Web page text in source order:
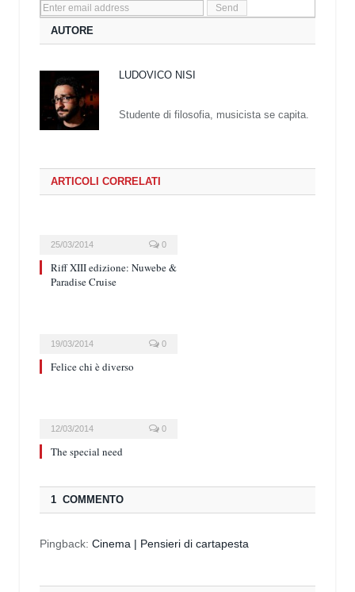
AUTORE
LUDOVICO NISI
Studente di filosofia, musicista se capita.
ARTICOLI CORRELATI
25/03/2014 0
Riff XIII edizione: Nuwebe &
Paradise Cruise
19/03/2014 0
Felice chi è diverso
12/03/2014 0
The special need
1 COMMENTO
Pingback: Cinema | Pensieri di cartapesta